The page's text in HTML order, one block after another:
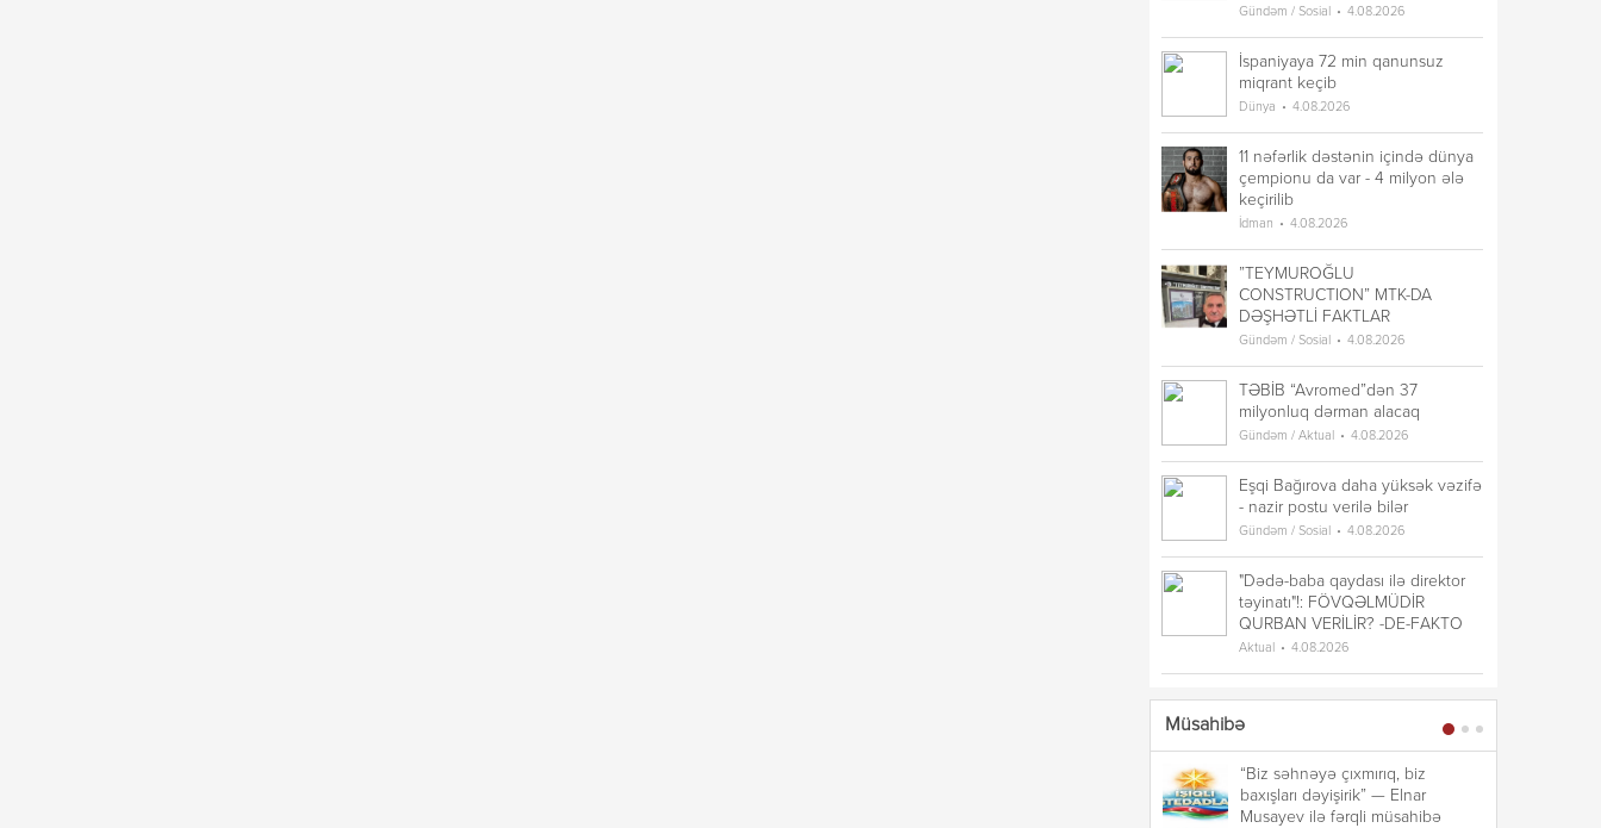
Gündəm / Sosial 4.08.2026
İspaniyaya 72 min qanunsuz
miqrant keçib
Dünya 4.08.2026
11 nəfərlik dəstənin içində dünya
çempionu da var - 4 milyon ələ
keçirilib
İdman 4.08.2026
”TEYMUROĞLU
CONSTRUCTION” MTK-DA
DƏŞHƏTLİ FAKTLAR
Gündəm / Sosial 4.08.2026
TƏBİB “Avromed”dən 37
milyonluq dərman alacaq
Gündəm / Aktual 4.08.2026
Eşqi Bağırova daha yüksək vəzifə
- nazir postu verilə bilər
Gündəm / Sosial 4.08.2026
"Dədə-baba qaydası ilə direktor
təyinatı"!: FÖVQƏLMÜDİR
QURBAN VERİLİR? -DE-FAKTO
Aktual 4.08.2026
Müsahibə
“Biz səhnəyə çıxmırıq, biz
baxışları dəyişirik” — Elnar
Musayev ilə fərqli müsahibə